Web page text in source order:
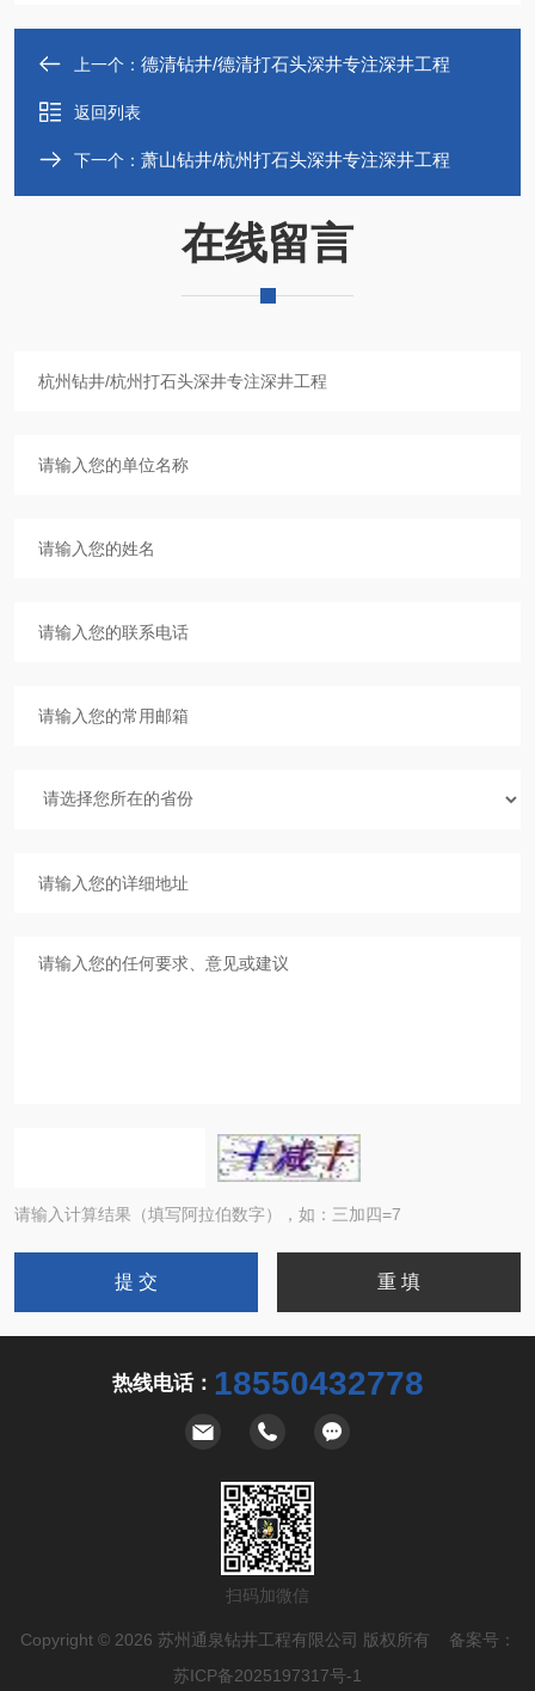
上一个： 德清钻井/德清打石头深井专注深井工程
返回列表
下一个： 萧山钻井/杭州打石头深井专注深井工程
在线留言
请输入计算结果（填写阿拉伯数字），如：三加四=7
热线电话： 18550432778
扫码加微信
Copyright © 2026 苏州通泉钻井工程有限公司 版权所有 备案号：
苏ICP备2025197317号-1